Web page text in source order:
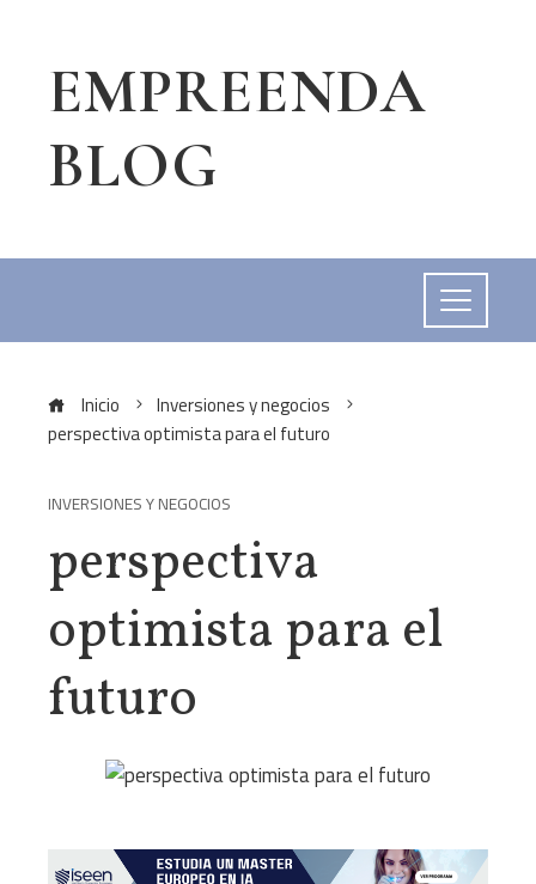
EMPREENDA
BLOG
Inicio
Inversiones y negocios
perspectiva optimista para el futuro
INVERSIONES Y NEGOCIOS
perspectiva
optimista para el
futuro